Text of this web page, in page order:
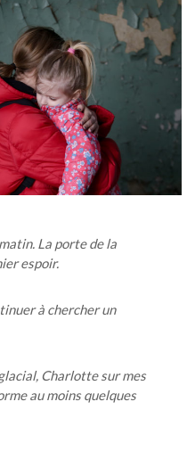
La porte de la
espoir.
à chercher un
Charlotte sur mes
au moins quelques